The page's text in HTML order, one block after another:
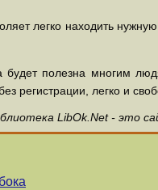
легко находить
будет полезна многим
регистрации, легко и
LibOk.Net - это